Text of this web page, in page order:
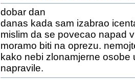
dobar dan
danas kada sam izabrao
mislim da se povecao napad
moramo biti na oprezu.
kako nebi zlonamjerne osobe
napravile.